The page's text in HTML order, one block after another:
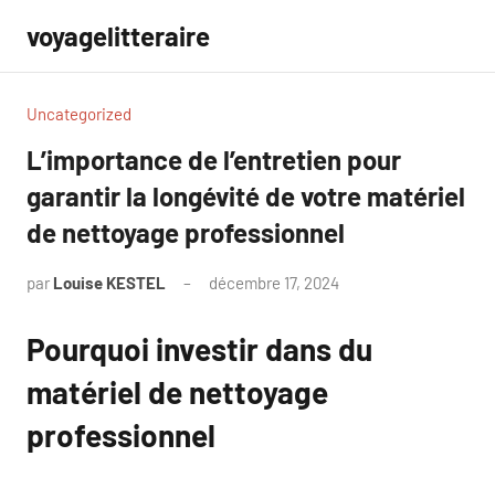
contenu
voyagelitteraire
Uncategorized
L’importance de l’entretien pour
garantir la longévité de votre matériel
de nettoyage professionnel
par Louise KESTEL décembre 17, 2024
Pourquoi investir dans du
matériel de nettoyage
professionnel